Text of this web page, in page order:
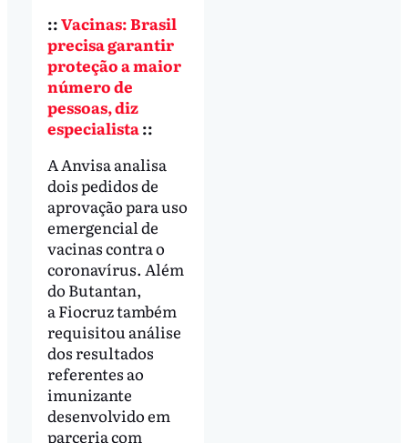
::Vacinas: Brasil
precisa garantir
proteção a maior
número de
pessoas, diz
especialista::
A Anvisa analisa
dois pedidos de
aprovação para uso
emergencial de
vacinas contra o
coronavírus. Além
do Butantan,
a Fiocruz também
requisitou análise
dos resultados
referentes ao
imunizante
desenvolvido em
parceria com